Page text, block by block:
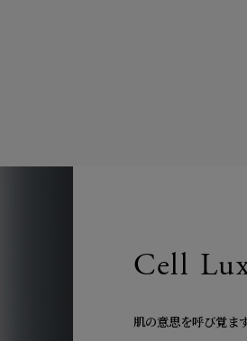
Cell
肌の意思を呼び覚ます